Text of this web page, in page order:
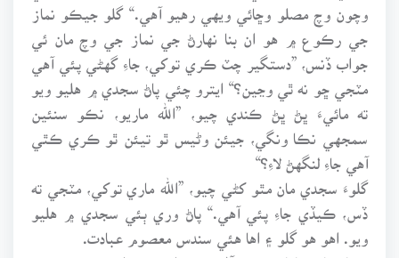
وچون وچ مصلو وڇائي ويهي رهيو آهي.“ گلو جيڪو نماز
جي رڪوع ۾ هو ان بنا نهارڻ جي نماز جي وچ مان ئي
جواب ڏنس، ”دستگير چٽ ڪري توکي، جاءِ گهڻي پئي آهي
مٽجي ڇو نه ٿي وڃين؟“ ايترو چئي پاڻ سجدي ۾ هليو ويو
ته مائيءَ ڀڻ ڀڻ ڪندي چيو، ”الله ماريو، نڪو سنئين
سمجهي نڪا ونگي، جيئن وڻيس ٿو تيئن ٿو ڪري ڪٿي
آهي جاءِ لنگهڻ لاءِ؟“
گلوءَ سجدي مان مٿو کڻي چيو، ”الله ماري توکي، مٽجي ته
ڏس، ڪيڏي جاءِ پئي آهي.“ پاڻ وري ٻئي سجدي ۾ هليو
ويو. اهو هو گلو ۽ اها هئي سندس معصوم عبادت.
دڪان تان سامان سڙهو آڻيندو ته اهو به ٿيلي وغيره ۾، نه